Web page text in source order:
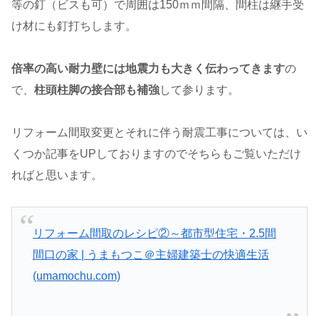
等の釘（ビスも可）で周囲は150ｍｍ間隔、間柱は継手受
け材にも釘打ちします。
倍率の高い耐力壁には地震力も大きく伝わってきますの
で、 柱頭柱脚の接合部も補強して参ります。
リフォーム間取変更とそれに伴う耐震工事については、い
くつか記事をUPしておりますのでそちらもご覧いただけ
ればと思います。
リフォーム間取のレシピ②～都市型住宅・2.5間
間口の家 | うまもつこ＠主婦建築士の快適生活
(umamochu.com)